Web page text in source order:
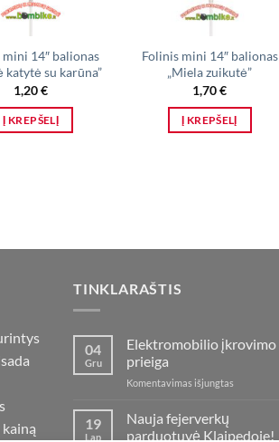
14″ balionas
katytė su karūna”
1,20€
Į KREPŠELĮ
Folinis mini 14″ balionas
„Miela zuikutė”
1,70€
Į KREPŠELĮ
TINKLARAŠTIS
04
Gru
Elektromobilio įkrovimo
prieiga
Komentavimas išjungtas
19
Lap
Nauja fejerverkų
parduotuvė Klaipedoje!